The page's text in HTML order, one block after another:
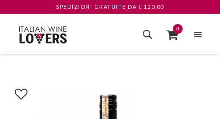
SPEDIZIONI GRATUITE DA € 120,00
0